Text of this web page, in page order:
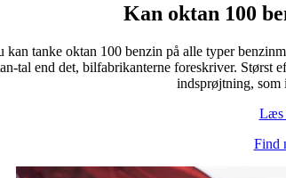
Kan oktan 100
kan tanke oktan 100 benzin på alle typer
tal end det, bilfabrikanterne foreskriver. Størst
indsprøjtning, som
Læs
Find